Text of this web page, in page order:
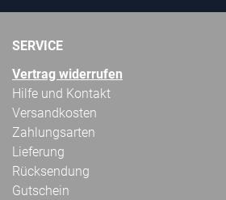
SERVICE
Vertrag widerrufen
Hilfe und Kontakt
Versandkosten
Zahlungsarten
Lieferung
Rücksendung
Gutschein